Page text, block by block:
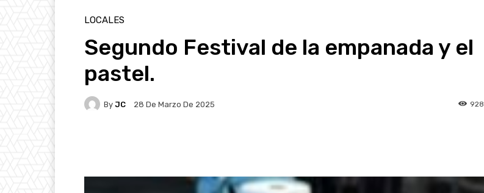
LOCALES
Segundo Festival de la empanada y el
pastel.
By JC 28 De Marzo De 2025 928